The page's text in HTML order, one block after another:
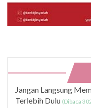
Jangan Langsung
Terlebih Dulu (Dibaca